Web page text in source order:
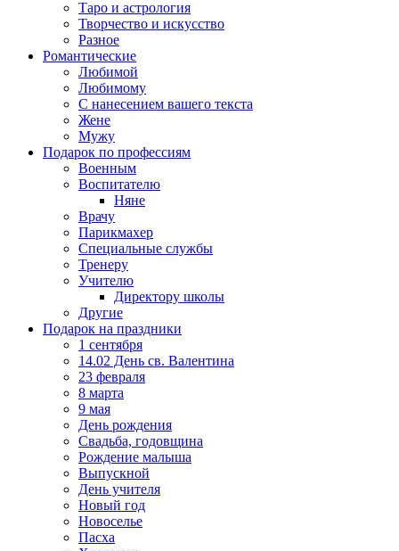
Таро и астрология
Творчество и искусство
Разное
Романтические
Любимой
Любимому
С нанесением вашего текста
Жене
Мужу
Подарок по профессиям
Военным
Воспитателю
Няне
Врачу
Парикмахер
Специальные службы
Тренеру
Учителю
Директору школы
Другие
Подарок на праздники
1 сентября
14.02 День св. Валентина
23 февраля
8 марта
9 мая
День рождения
Свадьба, годовщина
Рождение малыша
Выпускной
День учителя
Новый год
Новоселье
Пасха